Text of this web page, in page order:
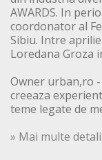
AWARDS. In
coordonator al
Sibiu. Intre
Loredana Groza
Owner urban,ro
creeaza
teme legate de
» Mai multe